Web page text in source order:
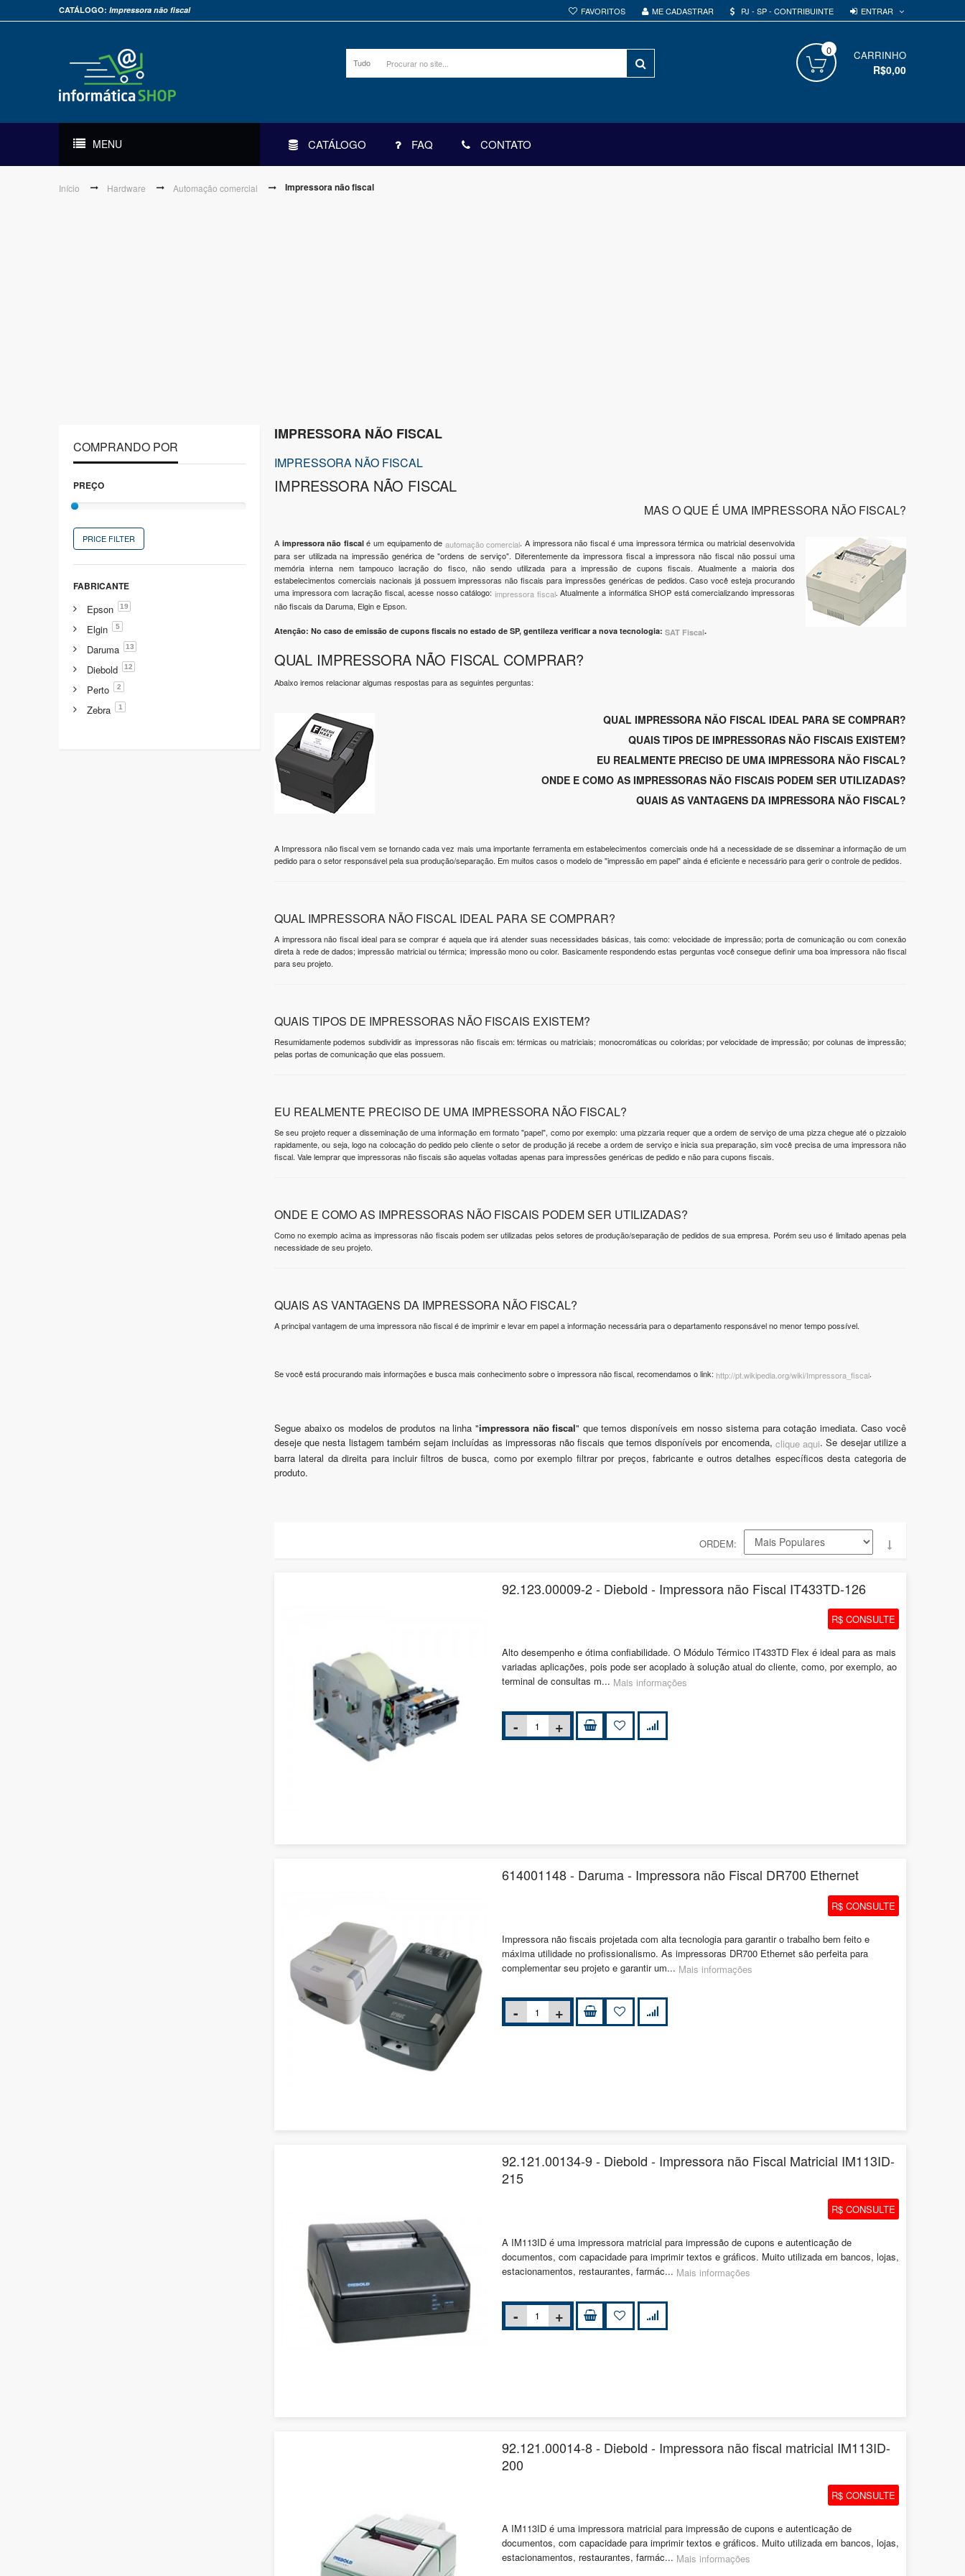
FAVORITOS ME CADASTRAR PJ - SP - CONTRIBUINTE ENTRAR
CATÁLOGO: Impressora não fiscal
Tudo
CARRINHO
0
R$0,00
MENU CATÁLOGO FAQ CONTATO
Início Hardware Automação comercial Impressora não fiscal
IMPRESSORA NÃO FISCAL
IMPRESSORA NÃO FISCAL
IMPRESSORA NÃO FISCAL
MAS O QUE É UMA IMPRESSORA NÃO FISCAL?
A impressora não fiscalé um equipamento de automação comercial. A impressora não fiscal é uma impressora térmica ou matricial desenvolvida
para ser utilizada na impressão genérica de "ordens de serviço". Diferentemente da impressora fiscal a impressora não fiscal não possui uma
memória interna nem tampouco lacração do fisco, não sendo utilizada para a impressão de cupons fiscais. Atualmente a maioria dos
estabelecimentos comerciais nacionais já possuem impressoras não fiscais para impressões genéricas de pedidos. Caso você esteja procurando
uma impressora com lacração fiscal, acesse nosso catálogo: impressora fiscal. Atualmente a informática SHOP está comercializando impressoras
não fiscais da Daruma, Elgin e Epson.
Atenção: No caso de emissão de cupons fiscais no estado de SP, gentileza verificar a nova tecnologia: SAT Fiscal.
QUAL IMPRESSORA NÃO FISCAL COMPRAR?
Abaixo iremos relacionar algumas respostas para as seguintes perguntas:
QUAL IMPRESSORA NÃO FISCAL IDEAL PARA SE COMPRAR?
QUAIS TIPOS DE IMPRESSORAS NÃO FISCAIS EXISTEM?
EU REALMENTE PRECISO DE UMA IMPRESSORA NÃO FISCAL?
ONDE E COMO AS IMPRESSORAS NÃO FISCAIS PODEM SER UTILIZADAS?
QUAIS AS VANTAGENS DA IMPRESSORA NÃO FISCAL?
A Impressora não fiscal vem se tornando cada vez mais uma importante ferramenta em estabelecimentos comerciais onde há a necessidade de se disseminar a informação de um
pedido para o setor responsável pela sua produção/separação. Em muitos casos o modelo de "impressão em papel" ainda é eficiente e necessário para gerir o controle de pedidos.
QUAL IMPRESSORA NÃO FISCAL IDEAL PARA SE COMPRAR?
A impressora não fiscal ideal para se comprar é aquela que irá atender suas necessidades básicas, tais como: velocidade de impressão; porta de comunicação ou com conexão
direta à rede de dados; impressão matricial ou térmica; impressão mono ou color. Basicamente respondendo estas perguntas você consegue definir uma boa impressora não fiscal
para seu projeto.
QUAIS TIPOS DE IMPRESSORAS NÃO FISCAIS EXISTEM?
Resumidamente podemos subdividir as impressoras não fiscais em: térmicas ou matriciais; monocromáticas ou coloridas; por velocidade de impressão; por colunas de impressão;
pelas portas de comunicação que elas possuem.
EU REALMENTE PRECISO DE UMA IMPRESSORA NÃO FISCAL?
Se seu projeto requer a disseminação de uma informação em formato "papel", como por exemplo: uma pizzaria requer que a ordem de serviço de uma pizza chegue até o pizzaiolo
rapidamente, ou seja, logo na colocação do pedido pelo cliente o setor de produção já recebe a ordem de serviço e inicia sua preparação, sim você precisa de uma impressora não
fiscal. Vale lemprar que impressoras não fiscais são aquelas voltadas apenas para impressões genéricas de pedido e não para cupons fiscais.
ONDE E COMO AS IMPRESSORAS NÃO FISCAIS PODEM SER UTILIZADAS?
Como no exemplo acima as impressoras não fiscais podem ser utilizadas pelos setores de produção/separação de pedidos de sua empresa. Porém seu uso é limitado apenas pela
necessidade de seu projeto.
QUAIS AS VANTAGENS DA IMPRESSORA NÃO FISCAL?
A principal vantagem de uma impressora não fiscal é de imprimir e levar em papel a informação necessária para o departamento responsável no menor tempo possível.
Se você está procurando mais informações e busca mais conhecimento sobre o impressora não fiscal, recomendamos o link: http://pt.wikipedia.org/wiki/Impressora_fiscal.
Segue abaixo os modelos de produtos na linha "impressora não fiscal" que temos disponíveis em nosso sistema para cotação imediata. Caso você
deseje que nesta listagem também sejam incluídas as impressoras não fiscais que temos disponíveis por encomenda, clique aqui. Se desejar utilize a
barra lateral da direita para incluir filtros de busca, como por exemplo filtrar por preços, fabricante e outros detalhes específicos desta categoria de
produto.
ORDEM
92.123.00009-2 - Diebold - Impressora não Fiscal IT433TD-126
R$ CONSULTE
Alto desempenho e ótima confiabilidade. O Módulo Térmico IT433TD Flex é ideal para as mais
variadas aplicações, pois pode ser acoplado à solução atual do cliente, como, por exemplo, ao
terminal de consultas m... Mais informações
614001148 - Daruma - Impressora não Fiscal DR700 Ethernet
R$ CONSULTE
Impressora não fiscais projetada com alta tecnologia para garantir o trabalho bem feito e
máxima utilidade no profissionalismo. As impressoras DR700 Ethernet são perfeita para
complementar seu projeto e garantir um... Mais informações
92.121.00134-9 - Diebold - Impressora não Fiscal Matricial IM113ID-
215
R$ CONSULTE
A IM113ID é uma impressora matricial para impressão de cupons e autenticação de
documentos, com capacidade para imprimir textos e gráficos. Muito utilizada em bancos, lojas,
estacionamentos, restaurantes, farmác... Mais informações
92.121.00014-8 - Diebold - Impressora não fiscal matricial IM113ID-
200
R$ CONSULTE
A IM113ID é uma impressora matricial para impressão de cupons e autenticação de
documentos, com capacidade para imprimir textos e gráficos. Muito utilizada em bancos, lojas,
estacionamentos, restaurantes, farmác... Mais informações
COMPRANDO POR
PREÇO
PRICE FILTER
FABRICANTE
Epson 19
Elgin 5
Daruma 13
Diebold 12
Perto 2
Zebra 1